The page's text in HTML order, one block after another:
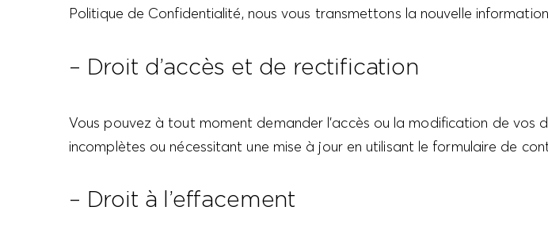
Politique de Confidentialité, nous vous transmettons la nouvelle
– Droit d’accès et de rectification
Vous pouvez à tout moment demander l’accès ou la modification de vos
incomplètes ou nécessitant une mise à jour en utilisant le formulaire de
– Droit à l’effacement